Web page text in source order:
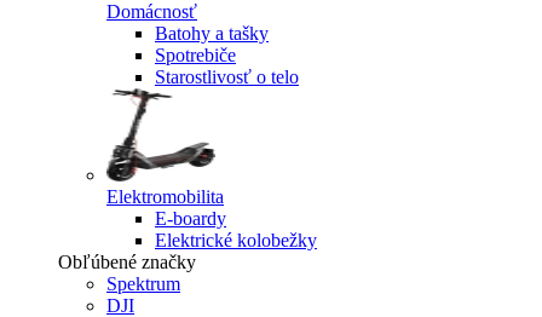
Domácnosť
Batohy a tašky
Spotrebiče
Starostlivosť o telo
Elektromobilita
E-boardy
Elektrické kolobežky
Obľúbené značky
Spektrum
DJI